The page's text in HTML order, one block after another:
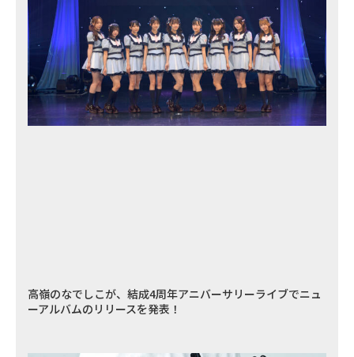
高嶺のなでしこが、結成4周年アニバーサリーライブでニュ
ーアルバムのリリースを発表！